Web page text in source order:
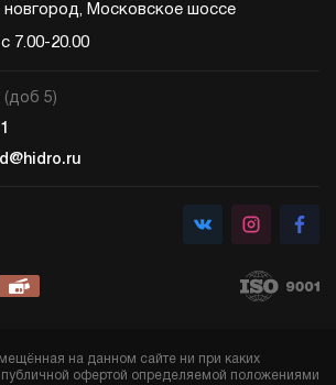
новгород, Московское шоссе
7.00-20.00
(доб 5)
на данном сайте ни при каких
публичной офертой определяемой положениями